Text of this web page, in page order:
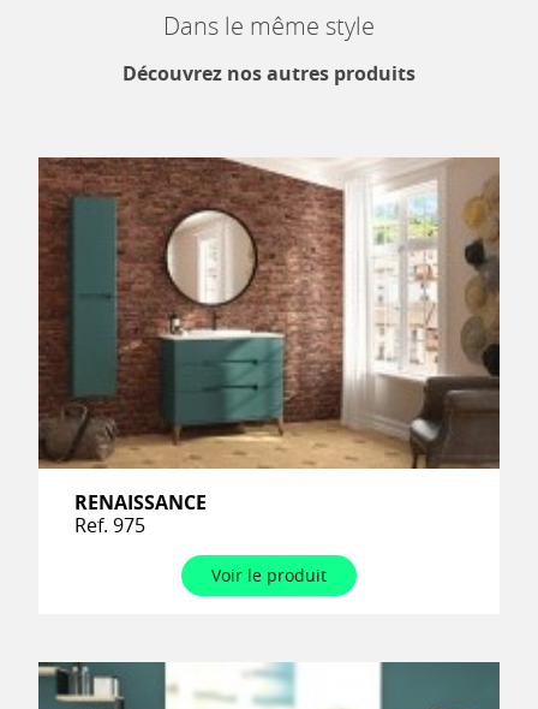
Dans le même style
Découvrez nos autres produits
RENAISSANCE
Ref. 975
Voir le produit